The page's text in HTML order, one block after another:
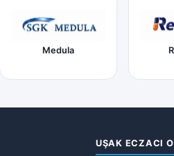
Medula
UŞAK ECZACI